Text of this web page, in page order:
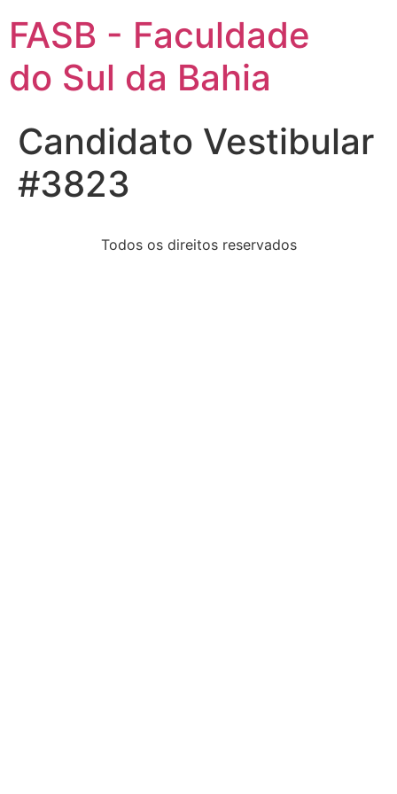
FASB - Faculdade
do Sul da Bahia
Candidato Vestibular
#3823
Todos os direitos reservados